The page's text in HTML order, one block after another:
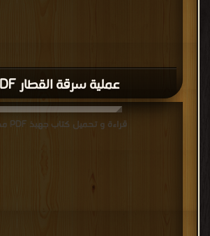
عملية سرقة القطار PDF
قراءة و تحميل كتاب جهبذ PDF مجانا